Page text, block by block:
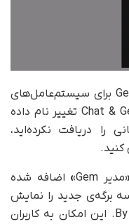
در نسخه‌ی جدید اپلیکیشن‌های Gemini برای سیستم‌عامل‌های
اندروید و iOS، بخش Recent به Chat & Gems تغییر نام داده
را دریافت نکرده‌اید،
کنید.
«مدیر Gem » اضافه شده
برگه‌ی جدید را نمایش
می‌دهد: All و Your Gems و By Google. این امکان به کاربران